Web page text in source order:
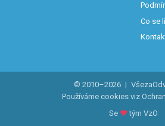
Co se
© 2010–2026 |
Používáme cookies viz
Se ♥ tým VzO